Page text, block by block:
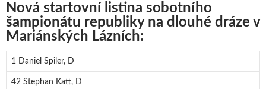
Nová startovní listina sobotního
šampionátu republiky na dlouhé dráze v
Mariánských Lázních:
1 Daniel Spiler, D
42 Stephan Katt, D